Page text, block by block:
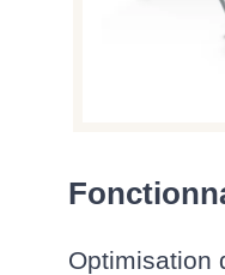
Optimisation